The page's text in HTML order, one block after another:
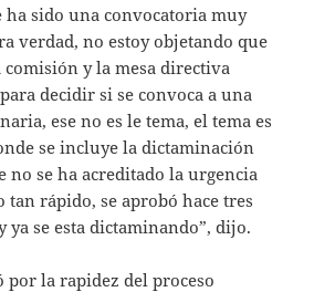
ha sido una convocatoria muy
verdad, no estoy objetando que
y la mesa directiva
decidir si se convoca a una
ese no es le tema, el tema es
se incluye la dictaminación
no se ha acreditado la urgencia
tan rápido, se aprobó hace tres
ya se esta dictaminando”, dijo.
por la rapidez del proceso